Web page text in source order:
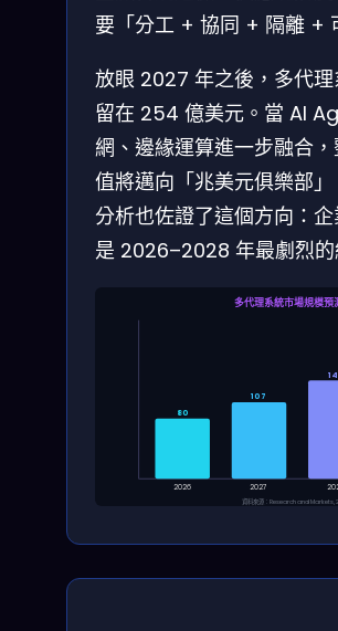
要「分工 + 協同 + 隔離 +
放眼 2027 年之後，多代
留在 254 億美元。當 AI
網、邊緣運算進一步融合
值將邁向「兆美元俱樂部
分析也佐證了這個方向：
是 2026–2028 年最劇烈的
多代理系統市場規模預
80
2026
107
2027
資料來源：Research and Markets,